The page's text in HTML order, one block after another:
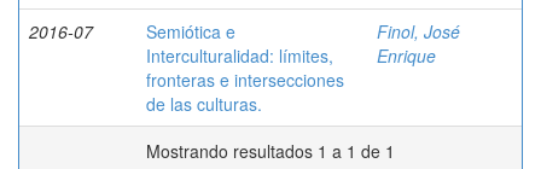
2016-07
Semiótica e
Interculturalidad: límites,
fronteras e intersecciones
de las culturas.
Finol, José
Enrique
Mostrando resultados 1 a 1 de 1